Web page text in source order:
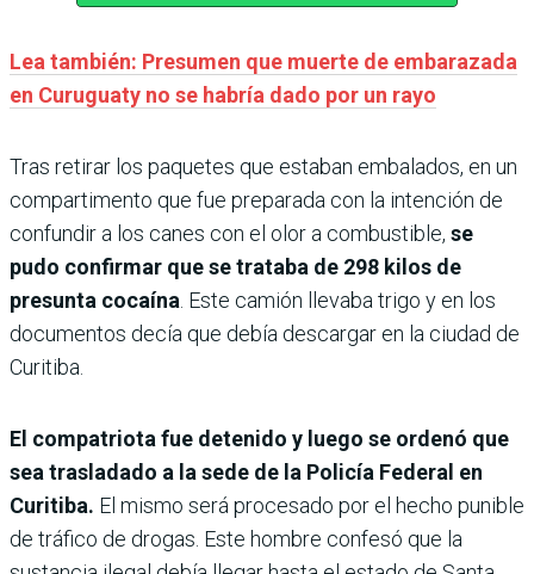
Lea también: Presumen que muerte de embarazada
en Curuguaty no se habría dado por un rayo
Tras retirar los paquetes que estaban embalados, en un
compartimento que fue preparada con la intención de
confundir a los canes con el olor a combustible, se
pudo confirmar que se trataba de 298 kilos de
presunta cocaína . Este camión llevaba trigo y en los
documentos decía que debía descargar en la ciudad de
Curitiba.
El compatriota fue detenido y luego se ordenó que
sea trasladado a la sede de la Policía Federal en
Curitiba. El mismo será procesado por el hecho punible
de tráfico de drogas. Este hombre confesó que la